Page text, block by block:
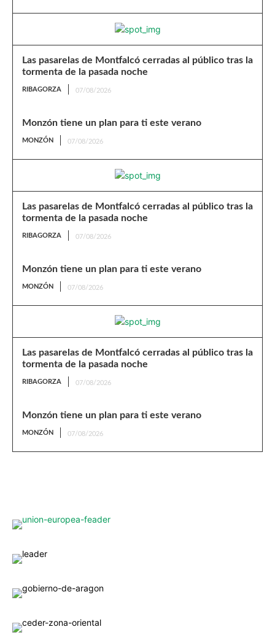
Las pasarelas de Montfalcó cerradas al público tras la
tormenta de la pasada noche
RIBAGORZA 07/08/2026
Monzón tiene un plan para ti este verano
MONZÓN 07/08/2026
Las pasarelas de Montfalcó cerradas al público tras la
tormenta de la pasada noche
RIBAGORZA 07/08/2026
Monzón tiene un plan para ti este verano
MONZÓN 07/08/2026
Las pasarelas de Montfalcó cerradas al público tras la
tormenta de la pasada noche
RIBAGORZA 07/08/2026
Monzón tiene un plan para ti este verano
MONZÓN 07/08/2026